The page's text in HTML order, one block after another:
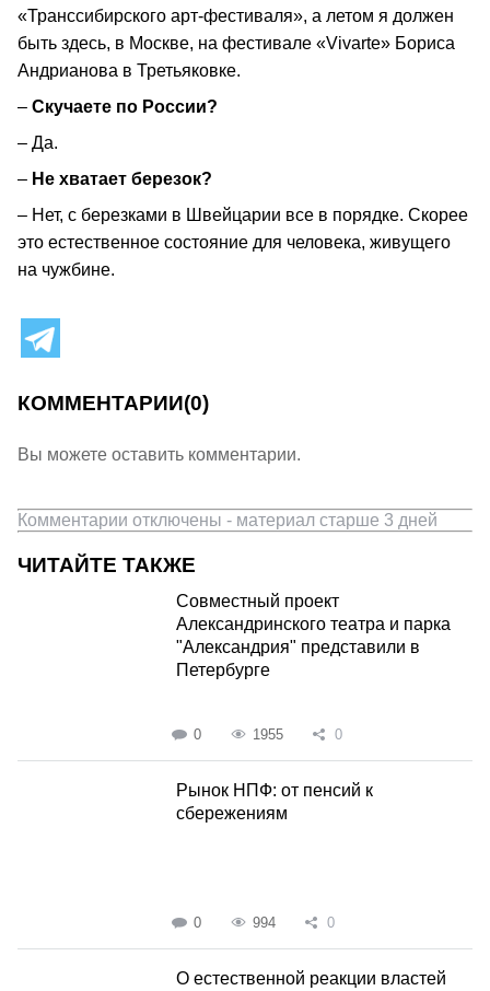
«Транссибирского арт-фестиваля», а летом я должен
быть здесь, в Москве, на фестивале «Vivarte» Бориса
Андрианова в Третьяковке.
– Скучаете по России?
– Да.
– Не хватает березок?
– Нет, с березками в Швейцарии все в порядке. Скорее
это естественное состояние для человека, живущего
на чужбине.
КОММЕНТАРИИ(0)
Вы можете оставить комментарии.
Комментарии отключены - материал старше 3 дней
ЧИТАЙТЕ ТАКЖЕ
Совместный проект
Александринского театра и парка
"Александрия" представили в
Петербурге
0 1955 0
Рынок НПФ: от пенсий к
сбережениям
0 994 0
О естественной реакции властей